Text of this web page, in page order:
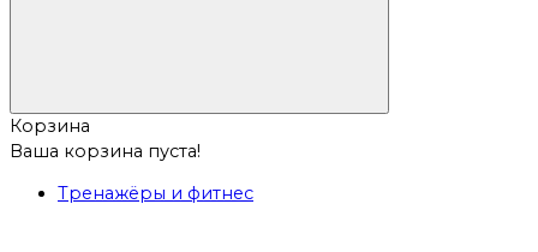
Корзина
Ваша корзина пуста!
Тренажёры и фитнес